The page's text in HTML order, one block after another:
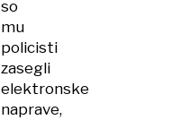
so
mu
policisti
zasegli
elektronske
naprave,